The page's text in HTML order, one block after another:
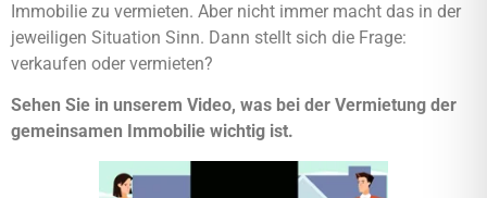
Immobilie zu vermieten. Aber nicht immer macht das in der
jeweiligen Situation Sinn. Dann stellt sich die Frage:
verkaufen oder vermieten?
Sehen Sie in unserem Video, was bei der Vermietung der
gemeinsamen Immobilie wichtig ist.